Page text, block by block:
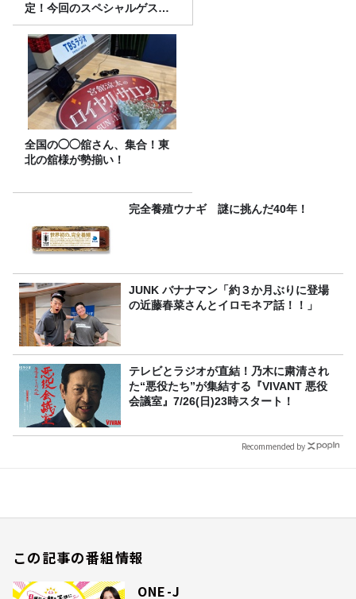
定！今回のスペシャルゲスト
は、タカアンドトシ！
全国の◯◯舘さん、集合！東
北の舘様が勢揃い！
完全養殖ウナギ 謎に挑んだ40年！
JUNK バナナマン「約３か月ぶりに登場
の近藤春菜さんとイロモネア話！！」
テレビとラジオが直結！乃木に粛清され
た“悪役たち”が集結する『VIVANT 悪役
会議室』7/26(日)23時スタート！
Recommended by
この記事の番組情報
ONE-J